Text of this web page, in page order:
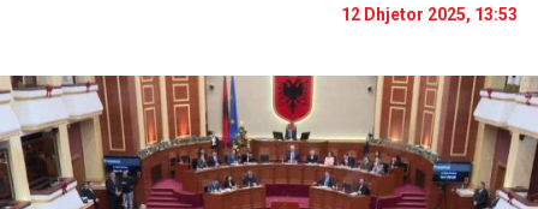
12 Dhjetor 2025, 13:53